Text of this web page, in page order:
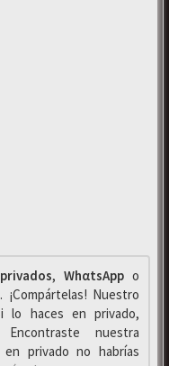
, WhαtsAppo
Nuestro
lo haces en privado,
nuestra
privado no habrías